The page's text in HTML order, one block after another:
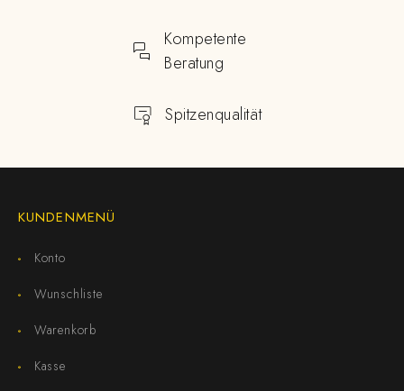
Kompetente
Beratung
Spitzenqualität
KUNDENMENÜ
Konto
Wunschliste
Warenkorb
Kasse